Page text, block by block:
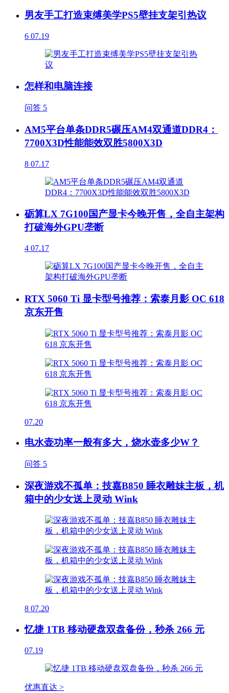
男友手工打造束缚美学PS5壁挂支架引热议
6 07.19
怎样和电脑连接
问答 5
AM5平台单条DDR5碾压AM4双通道DDR4：
7700X3D性能能效双胜5800X3D
8 07.17
砺算LX 7G100国产显卡今晚开售，全自主架构
打破海外GPU垄断
4 07.17
RTX 5060 Ti 显卡型号推荐：索泰月影 OC 618
京东开售
07.20
电水壶功率一般有多大，烧水壶多少W？
问答 5
深夜游戏不孤单：技嘉B850 睡衣雕妹主板，机
箱中的少女送上灵动 Wink
8 07.20
忆捷 1TB 移动硬盘双盘备份，秒杀 266 元
07.19
优惠直达 >